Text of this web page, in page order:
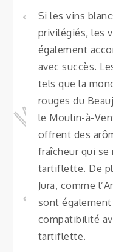
Si les vins
privilégiés, les
également
avec succès.
tels que la
rouges du
le Moulin-à-
offrent des
fraîcheur qui se
tartiflette. De
Jura, comme
sont
compatibilité
tartiflette.